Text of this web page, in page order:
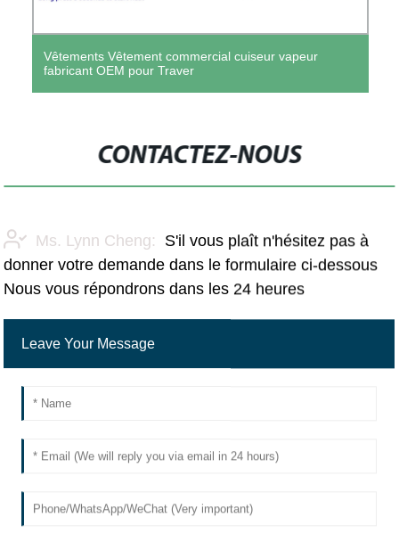
Vêtements Vêtement commercial cuiseur vapeur
fabricant OEM pour Traver
CONTACTEZ-NOUS
Ms. Lynn Cheng:
S'il vous plaît n'hésitez pas à
donner votre demande dans le formulaire ci-dessous
Nous vous répondrons dans les 24 heures